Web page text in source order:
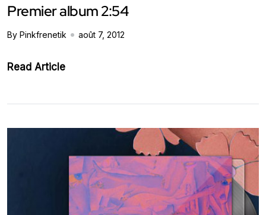
Premier album 2:54
By Pinkfrenetik août 7, 2012
Read Article